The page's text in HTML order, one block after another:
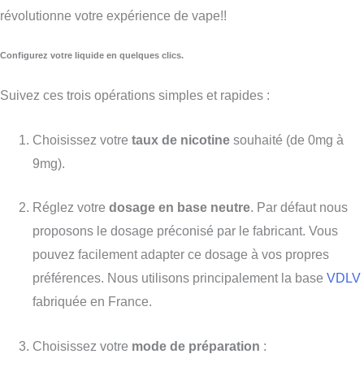
révolutionne votre expérience de vape!!
Configurez votre liquide en quelques clics.
Suivez ces trois opérations simples et rapides :
Choisissez votre taux de nicotine souhaité (de 0mg à
9mg).
Réglez votre dosage en base neutre. Par défaut nous
proposons l e dosage préconisé par le fabricant. Vous
pouvez facilement adapter ce dosage à vos propres
préférences. Nous utilisons principalement la base VDLV
fabriquée en France.
Choisissez votre mode de préparation :